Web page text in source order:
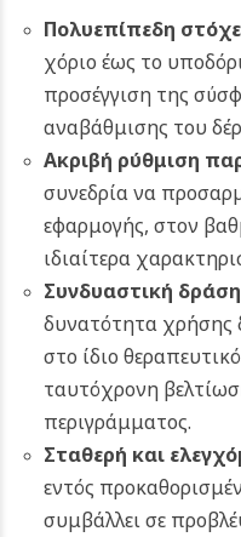
Πολυεπίπεδη
χόριο έως το
προσέγγιση της
αναβάθμισης του
Ακριβή ρύθμιση
συνεδρία να
εφαρμογής, στον
ιδιαίτερα
Συνδυαστική
δυνατότητα χρήσης
στο ίδιο
ταυτόχρονη
περιγράμματος.
Σταθερή και
εντός
συμβάλλει σε